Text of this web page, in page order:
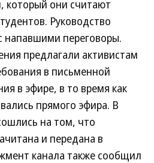
который они считают
Руководство
напавшими переговоры.
предлагали активистам
в письменной
в эфире, в то время как
прямого эфира. В
на том, что
и передана в
канала также сообщил